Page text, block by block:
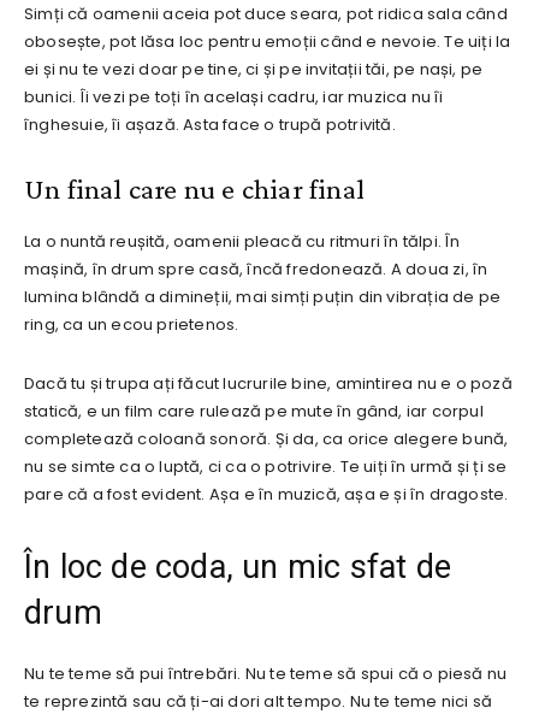
Simți că oamenii aceia pot duce seara, pot ridica sala când
obosește, pot lăsa loc pentru emoții când e nevoie. Te uiți la
ei și nu te vezi doar pe tine, ci și pe invitații tăi, pe nași, pe
bunici. Îi vezi pe toți în același cadru, iar muzica nu îi
înghesuie, îi așază. Asta face o trupă potrivită.
Un final care nu e chiar final
La o nuntă reușită, oamenii pleacă cu ritmuri în tălpi. În
mașină, în drum spre casă, încă fredonează. A doua zi, în
lumina blândă a dimineții, mai simți puțin din vibrația de pe
ring, ca un ecou prietenos.
Dacă tu și trupa ați făcut lucrurile bine, amintirea nu e o poză
statică, e un film care rulează pe mute în gând, iar corpul
completează coloană sonoră. Și da, ca orice alegere bună,
nu se simte ca o luptă, ci ca o potrivire. Te uiți în urmă și ți se
pare că a fost evident. Așa e în muzică, așa e și în dragoste.
În loc de coda, un mic sfat de
drum
Nu te teme să pui întrebări. Nu te teme să spui că o piesă nu
te reprezintă sau că ți-ai dori alt tempo. Nu te teme nici să